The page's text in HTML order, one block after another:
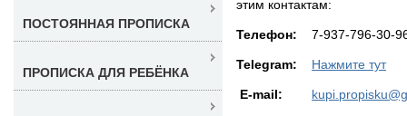
этим контактам:
Teлефон: 7-937-796-30-
Telegram: Нажмите тут
E-mail:
ПОСТОЯННАЯ ПРОПИСКА
ПРОПИСКА ДЛЯ РЕБЁНКА